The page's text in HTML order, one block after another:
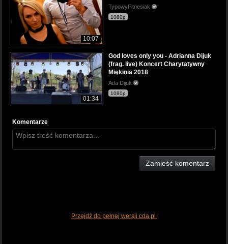
10:07
TypowyFitnesiak
1080p
01:34
God loves only you - Adrianna Dijuk
(frag. live) Koncert Charytatywny
Miękinia 2018
Ada Dijuk
1080p
Komentarze
Zamieść komentarz
Przejdź do pełnej wersji cda.pl